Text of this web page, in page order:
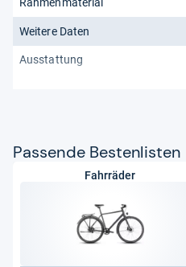
Weitere Daten
Ausstattung
Pas­sende Bes­ten­lis­ten
Fahrräder